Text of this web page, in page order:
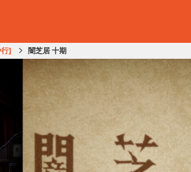
] 闇芝居 十期